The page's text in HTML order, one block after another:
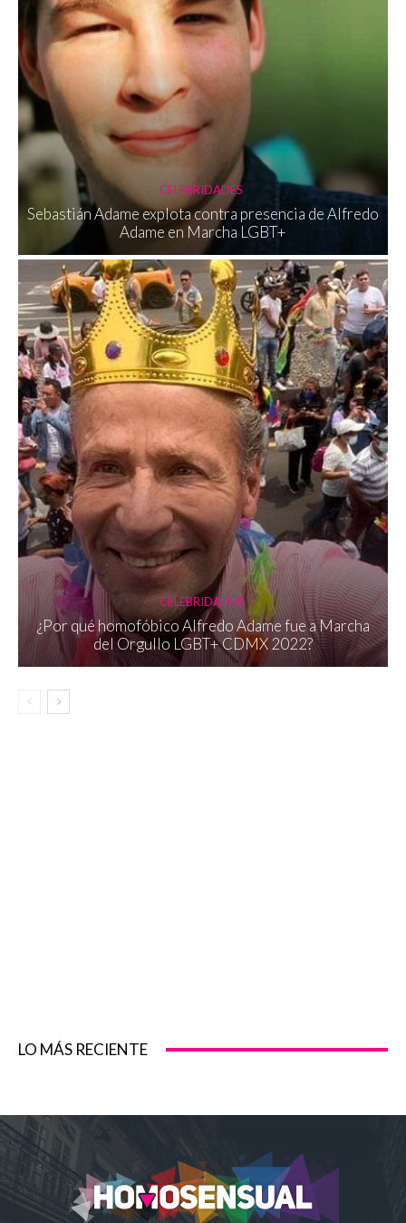
CELEBRIDADES
Sebastián Adame explota contra presencia de Alfredo
Adame en Marcha LGBT+
CELEBRIDADES
¿Por qué homofóbico Alfredo Adame fue a Marcha
del Orgullo LGBT+ CDMX 2022?
LO MÁS RECIENTE